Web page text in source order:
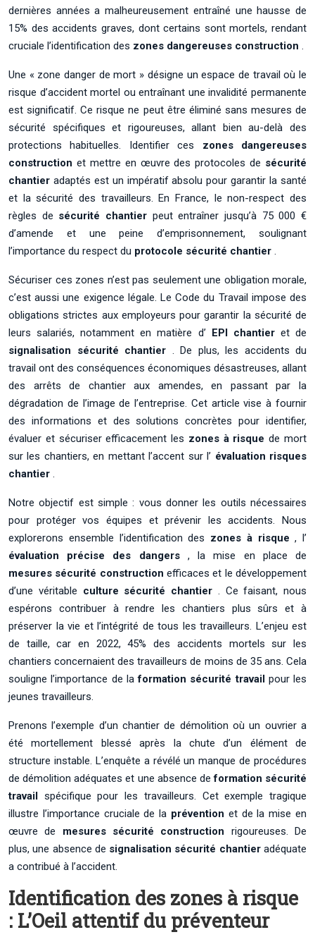
dernières années a malheureusement entraîné une hausse de
15% des accidents graves, dont certains sont mortels, rendant
cruciale l’identification des zones dangereuses construction .
Une « zone danger de mort » désigne un espace de travail où le
risque d’accident mortel ou entraînant une invalidité permanente
est significatif. Ce risque ne peut être éliminé sans mesures de
sécurité spécifiques et rigoureuses, allant bien au-delà des
protections habituelles. Identifier ces zones dangereuses
construction et mettre en œuvre des protocoles de sécurité
chantier adaptés est un impératif absolu pour garantir la santé
et la sécurité des travailleurs. En France, le non-respect des
règles de sécurité chantier peut entraîner jusqu’à 75 000 €
d’amende et une peine d’emprisonnement, soulignant
l’importance du respect du protocole sécurité chantier .
Sécuriser ces zones n’est pas seulement une obligation morale,
c’est aussi une exigence légale. Le Code du Travail impose des
obligations strictes aux employeurs pour garantir la sécurité de
leurs salariés, notamment en matière d’ EPI chantier et de
signalisation sécurité chantier . De plus, les accidents du
travail ont des conséquences économiques désastreuses, allant
des arrêts de chantier aux amendes, en passant par la
dégradation de l’image de l’entreprise. Cet article vise à fournir
des informations et des solutions concrètes pour identifier,
évaluer et sécuriser efficacement les zones à risquede mort
sur les chantiers, en mettant l’accent sur l’ évaluation risques
chantier .
Notre objectif est simple : vous donner les outils nécessaires
pour protéger vos équipes et prévenir les accidents. Nous
explorerons ensemble l’identification des zones à risque, l’
évaluation précise des dangers , la mise en place de
mesures sécurité construction efficaces et le développement
d’une véritable culture sécurité chantier . Ce faisant, nous
espérons contribuer à rendre les chantiers plus sûrs et à
préserver la vie et l’intégrité de tous les travailleurs. L’enjeu est
de taille, car en 2022, 45% des accidents mortels sur les
chantiers concernaient des travailleurs de moins de 35 ans. Cela
souligne l’importance de laformation sécurité travail pour les
jeunes travailleurs.
Prenons l’exemple d’un chantier de démolition où un ouvrier a
été mortellement blessé après la chute d’un élément de
structure instable. L’enquête a révélé un manque de procédures
de démolition adéquates et une absence deformation sécurité
travail spécifique pour les travailleurs. Cet exemple tragique
illustre l’importance cruciale de la prévention et de la mise en
œuvre de mesures sécurité construction rigoureuses. De
plus, une absence de signalisation sécurité chantieradéquate
a contribué à l’accident.
Identification des zones à risque
: L’Oeil attentif du préventeur